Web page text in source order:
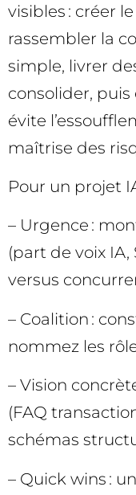
visibles : créer
rassembler la
simple, livrer
consolider,
évite
maîtrise des
Pour un projet
– Urgence :
(part de voix IA,
versus
– Coalition :
nommez les
– Vision
(FAQ
schémas
– Quick wins :